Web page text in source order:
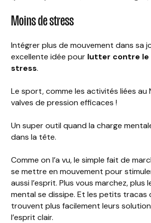
Moins de stress
Intégrer plus de mouvement dans sa
excellente idée pour lutter contre le
stress.
Le sport, comme les activités liées au
valves de pression efficaces !
Un super outil quand la charge
dans la tête.
Comme on l’a vu, le simple fait de
se mettre en mouvement pour
aussi l’esprit. Plus vous marchez, plus
mental se dissipe. Et les petits tracas
trouvent plus facilement leurs
l’esprit clair.